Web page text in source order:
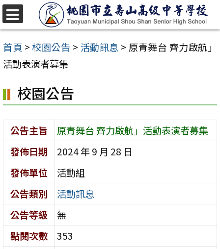
跳
至
主
要
容
區
首頁 >校園公告 > 活動訊息 > 原青舞台 齊力啟航」
活動表演者募集
校園公告
公告主旨
原青舞台 齊力啟航」活動表演者募集
發佈日期
2024 年 9 月 28 日
發佈單位
活動組
公告類別
活動訊息
公告等級
無
點閱次數
353
選
單